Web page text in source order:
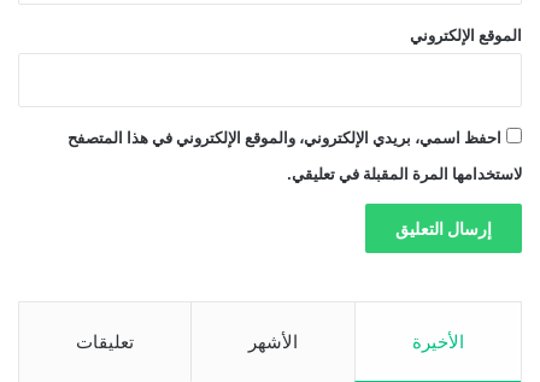
الموقع الإلكتروني
احفظ اسمي، بريدي الإلكتروني، والموقع الإلكتروني في هذا المتصفح
لاستخدامها المرة المقبلة في تعليقي.
الأخيرة الأشهر تعليقات